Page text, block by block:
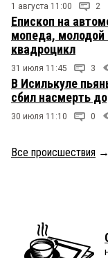
1 августа 11:00 2
Епископ на
мопеда, молодой
квадроцикл
31 июля 11:45 3
В Исилькуле
сбил насмерть
30 июля 11:10 0
Все происшествия →